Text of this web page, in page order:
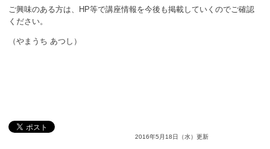
ご興味のある方は、HP等で講座情報を今後も掲載していくのでご確認
ください。
（やまうち あつし）
2016年5月18日（水）更新